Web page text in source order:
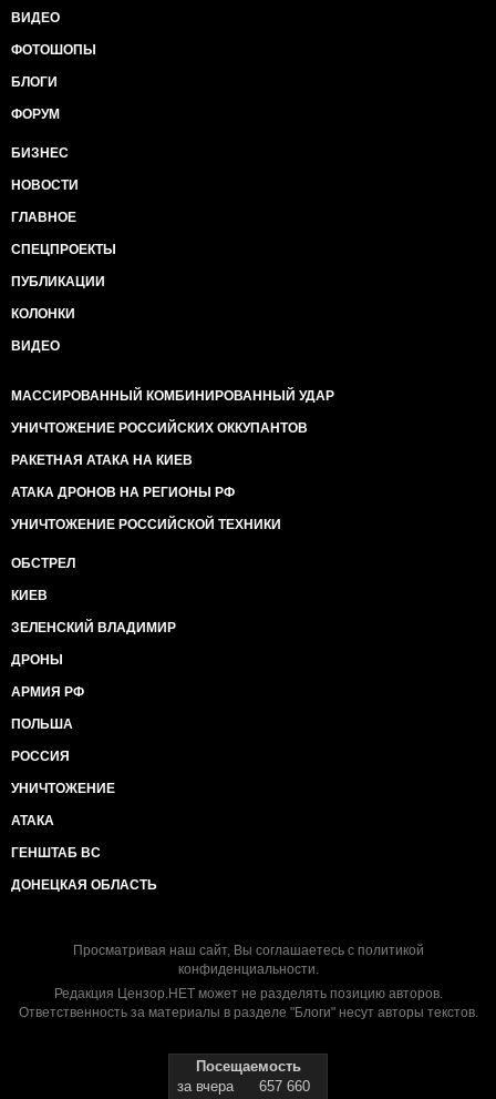
ВИДЕО
ФОТОШОПЫ
БЛОГИ
ФОРУМ
БИЗНЕС
НОВОСТИ
ГЛАВНОЕ
СПЕЦПРОЕКТЫ
ПУБЛИКАЦИИ
КОЛОНКИ
ВИДЕО
МАССИРОВАННЫЙ КОМБИНИРОВАННЫЙ УДАР
УНИЧТОЖЕНИЕ РОССИЙСКИХ ОККУПАНТОВ
РАКЕТНАЯ АТАКА НА КИЕВ
АТАКА ДРОНОВ НА РЕГИОНЫ РФ
УНИЧТОЖЕНИЕ РОССИЙСКОЙ ТЕХНИКИ
ОБСТРЕЛ
КИЕВ
ЗЕЛЕНСКИЙ ВЛАДИМИР
ДРОНЫ
АРМИЯ РФ
ПОЛЬША
РОССИЯ
УНИЧТОЖЕНИЕ
АТАКА
ГЕНШТАБ ВС
ДОНЕЦКАЯ ОБЛАСТЬ
Просматривая наш сайт, Вы соглашаетесь с политикой
конфиденциальности.
Редакция Цензор.НЕТ может не разделять позицию авторов.
Ответственность за материалы в разделе "Блоги" несут авторы текстов.
Посещаемость
за вчера
657 660